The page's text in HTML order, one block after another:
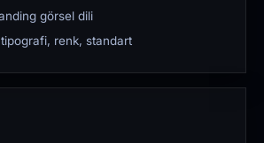
görsel dili
renk, standart